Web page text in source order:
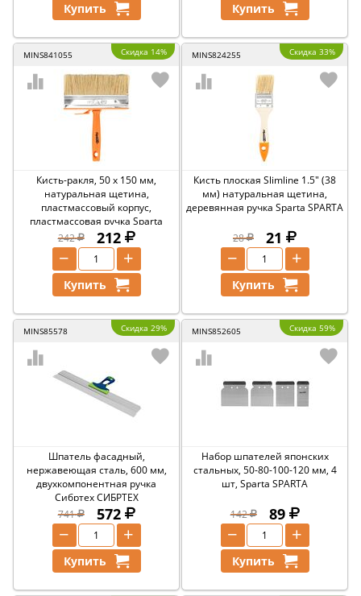
Купить Купить
MINS841055 Скидка 14%
Кисть-ракля, 50 х 150 мм,
натуральная щетина,
пластмассовый корпус,
пластмассовая ручка Sparta
SPARTA
242 212
+
−
Купить
MINS824255 Скидка 33%
Кисть плоская Slimline 1.5" (38
мм) натуральная щетина,
деревянная ручка Sparta SPARTA
28 21
+
−
Купить
MINS85578 Скидка 29%
Шпатель фасадный,
нержавеющая сталь, 600 мм,
двухкомпонентная ручка
Сибртех СИБРТЕХ
741
572
+
−
Купить
MINS852605 Скидка 59%
Набор шпателей японских
стальных, 50-80-100-120 мм, 4
шт, Sparta SPARTA
142 89
+
−
Купить